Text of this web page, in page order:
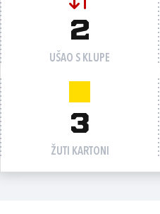
2
UŠAO S KLUPE
3
ŽUTI KARTONI